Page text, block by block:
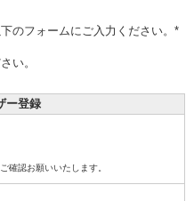
のフォームにご入力ください。*
い。
ー登録
確認お願いいたします。